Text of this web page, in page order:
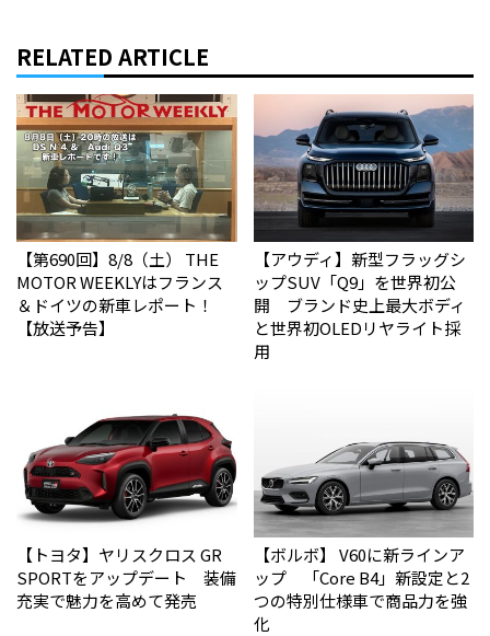
RELATED ARTICLE
【第690回】8/8（土） THE
MOTOR WEEKLYはフランス
＆ドイツの新車レポート！
【放送予告】
【アウディ】新型フラッグシ
ップSUV「Q9」を世界初公
開 ブランド史上最大ボディ
と世界初OLEDリヤライト採
用
【トヨタ】ヤリスクロス GR
SPORTをアップデート 装備
充実で魅力を高めて発売
【ボルボ】 V60に新ラインア
ップ 「Core B4」新設定と2
つの特別仕様車で商品力を強
化